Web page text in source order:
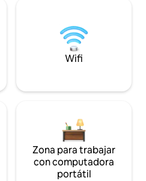
Wifi
Zona para trabajar
con computadora
portátil